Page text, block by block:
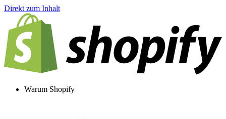
Direkt zum Inhalt
Warum Shopify